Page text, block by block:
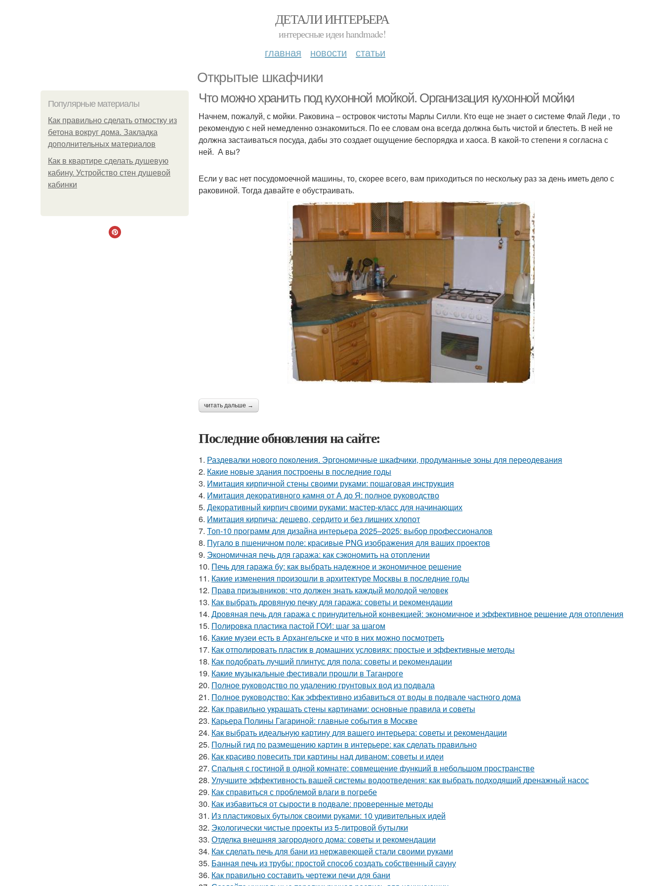
ДЕТАЛИ ИНТЕРЬЕРА
интересные идеи handmade!
главная новости статьи
Открытые шкафчики
Популярные материалы
Как правильно сделать отмостку из
бетона вокруг дома. Закладка
дополнительных материалов
Как в квартире сделать душевую
кабину. Устройство стен душевой
кабинки
Что можно хранить под кухонной мойкой. Организация кухонной мойки
Начнем, пожалуй, с мойки. Раковина – островок чистоты Марлы Силли. Кто еще не знает о системе Флай Леди , то
рекомендую с ней немедленно ознакомиться. По ее словам она всегда должна быть чистой и блестеть. В ней не
должна застаиваться посуда, дабы это создает ощущение беспорядка и хаоса. В какой-то степени я согласна с
ней. А вы?
Если у вас нет посудомоечной машины, то, скорее всего, вам приходиться по нескольку раз за день иметь дело с
раковиной. Тогда давайте е обустраивать.
читать дальше →
Последние обновления на сайте:
1. Раздевалки нового поколения. Эргономичные шкафчики, продуманные зоны для переодевания
2. Какие новые здания построены в последние годы
3. Имитация кирпичной стены своими руками: пошаговая инструкция
4. Имитация декоративного камня от А до Я: полное руководство
5. Декоративный кирпич своими руками: мастер-класс для начинающих
6. Имитация кирпича: дешево, сердито и без лишних хлопот
7. Топ-10 программ для дизайна интерьера 2025–2025: выбор профессионалов
8. Пугало в пшеничном поле: красивые PNG изображения для ваших проектов
9. Экономичная печь для гаража: как сэкономить на отоплении
10. Печь для гаража бу: как выбрать надежное и экономичное решение
11. Какие изменения произошли в архитектуре Москвы в последние годы
12. Права призывников: что должен знать каждый молодой человек
13. Как выбрать дровяную печку для гаража: советы и рекомендации
14. Дровяная печь для гаража с принудительной конвекцией: экономичное и эффективное решение для отопления
15. Полировка пластика пастой ГОИ: шаг за шагом
16. Какие музеи есть в Архангельске и что в них можно посмотреть
17. Как отполировать пластик в домашних условиях: простые и эффективные методы
18. Как подобрать лучший плинтус для пола: советы и рекомендации
19. Какие музыкальные фестивали прошли в Таганроге
20. Полное руководство по удалению грунтовых вод из подвала
21. Полное руководство: Как эффективно избавиться от воды в подвале частного дома
22. Как правильно украшать стены картинами: основные правила и советы
23. Карьера Полины Гагариной: главные события в Москве
24. Как выбрать идеальную картину для вашего интерьера: советы и рекомендации
25. Полный гид по размещению картин в интерьере: как сделать правильно
26. Как красиво повесить три картины над диваном: советы и идеи
27. Спальня с гостиной в одной комнате: совмещение функций в небольшом пространстве
28. Улучшите эффективность вашей системы водоотведения: как выбрать подходящий дренажный насос
29. Как справиться с проблемой влаги в погребе
30. Как избавиться от сырости в подвале: проверенные методы
31. Из пластиковых бутылок своими руками: 10 удивительных идей
32. Экологически чистые проекты из 5-литровой бутылки
33. Отделка внешняя загородного дома: советы и рекомендации
34. Как сделать печь для бани из нержавеющей стали своими руками
35. Банная печь из трубы: простой способ создать собственный сауну
36. Как правильно составить чертежи печи для бани